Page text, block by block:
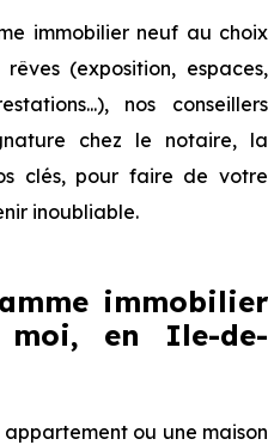
immobilier neuf au choix
(exposition, espaces,
nos conseillers
chez le notaire, la
clés, pour faire de votre
inoubliable.
immobilier
en Ile-de-
ou une maison